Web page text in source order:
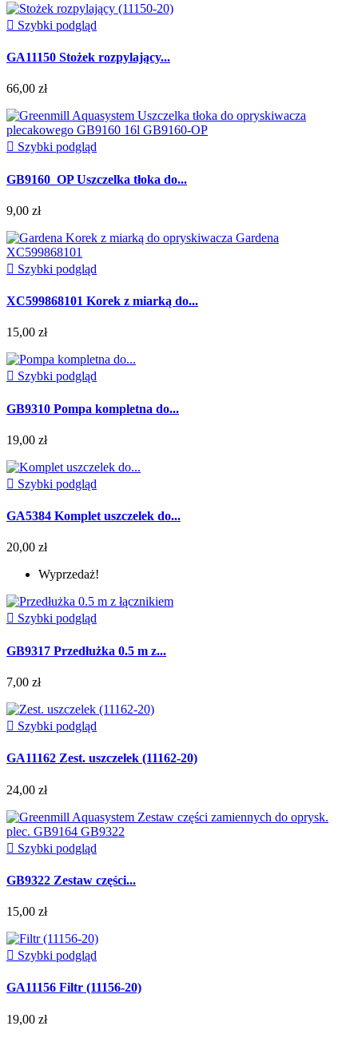
 Szybki podgląd
GA11150 Stożek rozpylający...
66,00 zł
 Szybki podgląd
GB9160_OP Uszczelka tłoka do...
9,00 zł
 Szybki podgląd
XC599868101 Korek z miarką do...
15,00 zł
 Szybki podgląd
GB9310 Pompa kompletna do...
19,00 zł
 Szybki podgląd
GA5384 Komplet uszczelek do...
20,00 zł
Wyprzedaż!
 Szybki podgląd
GB9317 Przedłużka 0.5 m z...
7,00 zł
 Szybki podgląd
GA11162 Zest. uszczelek (11162-20)
24,00 zł
 Szybki podgląd
GB9322 Zestaw części...
15,00 zł
 Szybki podgląd
GA11156 Filtr (11156-20)
19,00 zł